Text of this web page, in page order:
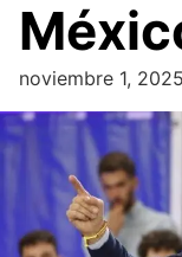
noviembre 1, 2025